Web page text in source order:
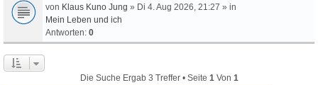
von Klaus Kuno Jung » Di 4. Aug 2026, 21:27 » in
Mein Leben und ich
Antworten: 0
Die Suche Ergab 3 Treffer • Seite 1 Von 1